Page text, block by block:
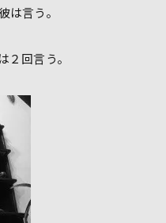
言う。
回言う。